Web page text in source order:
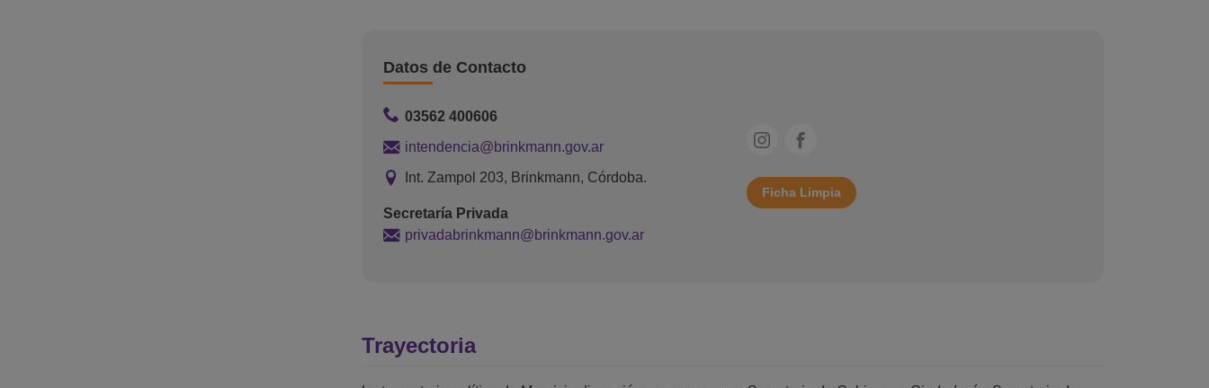
Datos de Contacto
03562 400606
intendencia@brinkmann.gov.ar
Int. Zampol 203, Brinkmann, Córdoba.
Secretaría Privada
privadabrinkmann@brinkmann.gov.ar
Ficha Limpia
Trayectoria